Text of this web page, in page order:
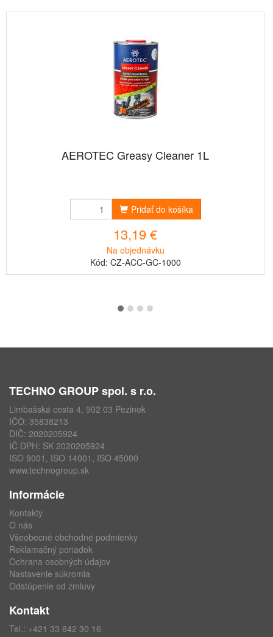
AEROTEC Greasy Cleaner 1L
Pridať do košíka
13,19 €
Na objednávku
Kód: CZ-ACC-GC-1000
TECHNO GROUP spol. s r.o.
Limbašská cesta 4, 902 03 Pezinok
IČO: 35838213
DIČ: 2020205924
IČ DPH: SK 2020205924
ISO 9001, ISO 14001, ISO 45000
www.technogroup.sk
Informácie
Kontakty
O nás
Všeobecné obchodné podmienky
Reklamačný poriadok
Ochrana osobných údajov
Nastavenie súkromia
Odstúpenie od zmluvy
Kontakt
Tel.: +421 33 642 30 16